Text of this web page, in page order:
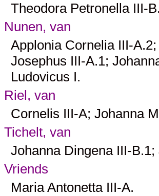
Theodora Petronella III-
Nunen, van
Applonia Cornelia III-A.2
Josephus III-A.1;
Ludovicus I.
Riel, van
Cornelis III-A; Johanna
Tichelt, van
Johanna Dingena III-B.1;
Vriends
Maria Antonetta III-A.